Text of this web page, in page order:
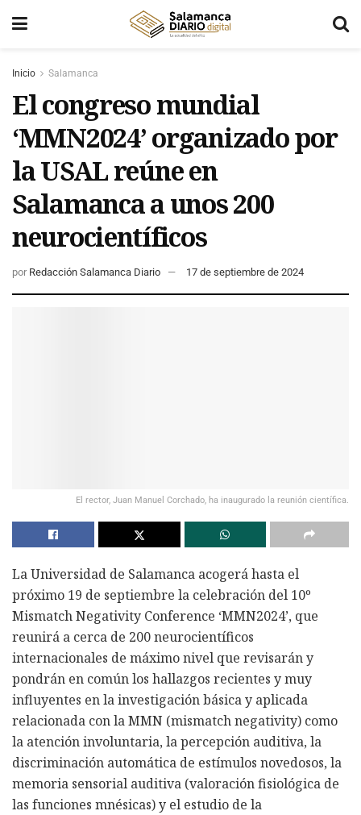
Inicio Salamanca
El congreso mundial
‘MMN2024’ organizado por
la USAL reúne en
Salamanca a unos 200
neurocientíficos
por Redacción Salamanca Diario 17 de septiembre de 2024
El rector, Juan Manuel Corchado, ha inaugurado la reunión científica.
La Universidad de Salamanca acogerá hasta el
próximo 19 de septiembre la celebración del 10º
Mismatch Negativity Conference ‘MMN2024’, que
reunirá a cerca de 200 neurocientíficos
internacionales de máximo nivel que revisarán y
pondrán en común los hallazgos recientes y muy
influyentes en la investigación básica y aplicada
relacionada con la MMN (mismatch negativity) como
la atención involuntaria, la percepción auditiva, la
discriminación automática de estímulos novedosos, la
memoria sensorial auditiva (valoración fisiológica de
las funciones mnésicas) y el estudio de la